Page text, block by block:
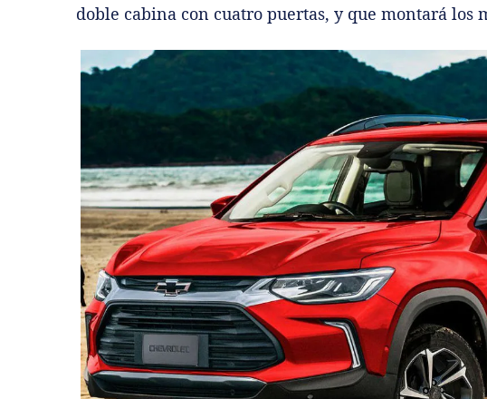
doble cabina con cuatro puertas, y que montará los